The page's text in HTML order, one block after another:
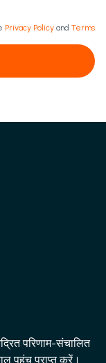
Privacy Policy and Terms
परिणाम-संचालित
पहुंच प्राप्त करें।